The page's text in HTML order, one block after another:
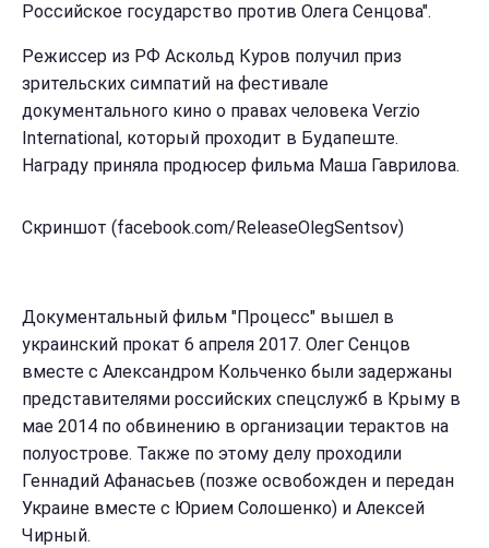
Российское государство против Олега Сенцова".
Режиссер из РФ Аскольд Куров получил приз
зрительских симпатий на фестивале
документального кино о правах человека Verzio
International, который проходит в Будапеште.
Награду приняла продюсер фильма Маша Гаврилова.
Скриншот (facebook.com/ReleaseOlegSentsov)
Документальный фильм "Процесс" вышел в
украинский прокат 6 апреля 2017. Олег Сенцов
вместе с Александром Кольченко были задержаны
представителями российских спецслужб в Крыму в
мае 2014 по обвинению в организации терактов на
полуострове. Также по этому делу проходили
Геннадий Афанасьев (позже освобожден и передан
Украине вместе с Юрием Солошенко) и Алексей
Чирный.